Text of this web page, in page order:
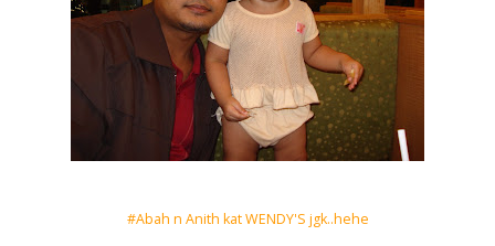
#Abah n Anith kat WENDY'S jgk..hehe